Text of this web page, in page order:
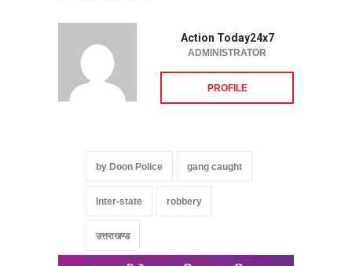
Action Today24x7
ADMINISTRATOR
PROFILE
by Doon Police gang caught
Inter-state robbery
उत्तराखण्ड